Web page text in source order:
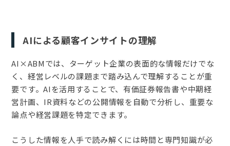
AIによる顧客インサイトの理解
AI×ABMでは、ターゲット企業の表面的な情報だけでな
く、経営レベルの課題まで踏み込んで理解することが重
要です。AIを活用することで、有価証券報告書や中期経
営計画、IR資料などの公開情報を自動で分析し、重要な
論点や経営課題を特定できます。
こうした情報を人手で読み解くには時間と専門知識が必